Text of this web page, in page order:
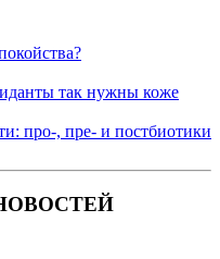
так нужны коже
про-, пре- и постбиотики